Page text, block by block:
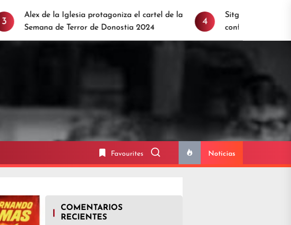
Alex de la Iglesia protagoniza el cartel de la
Semana de Terror de Donostia 2024
Sitges 2024:
confirmamos más
Favourites Noticias
COMENTARIOS
RECIENTES